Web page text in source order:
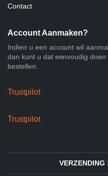
Contact
Account Aanmaken?
Indien u een account wil
dan kunt u dat eenvoudig
bestellen.
Trustpilot
Trustpilot
VERZENDING